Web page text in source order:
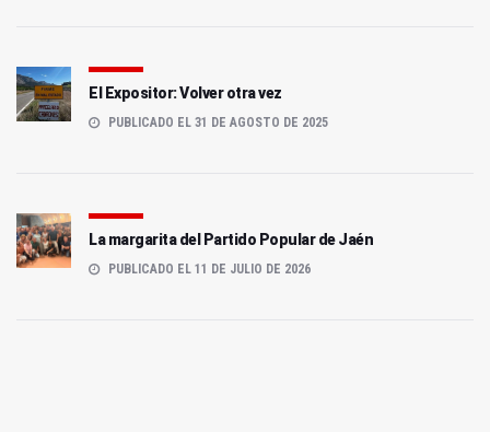
El Expositor: Volver otra vez
PUBLICADO EL 31 DE AGOSTO DE 2025
La margarita del Partido Popular de Jaén
PUBLICADO EL 11 DE JULIO DE 2026